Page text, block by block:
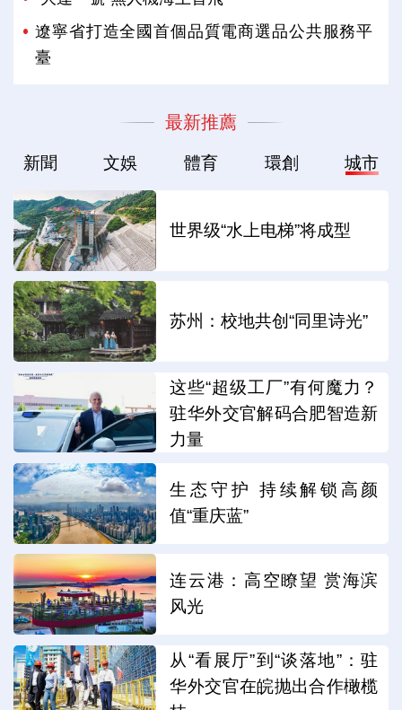
遼寧省打造全國首個品質電商選品公共服務平
臺
最新推薦
新聞 文娛 體育 環創 城市
世界级“水上电梯”将成型
苏州：校地共创“同里诗光”
这些“超级工厂”有何魔力？
驻华外交官解码合肥智造新
力量
生态守护 持续解锁高颜
值“重庆蓝”
连云港：高空瞭望 赏海滨
风光
从“看展厅”到“谈落地”：驻
华外交官在皖抛出合作橄榄